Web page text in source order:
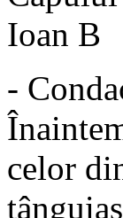
-
celor